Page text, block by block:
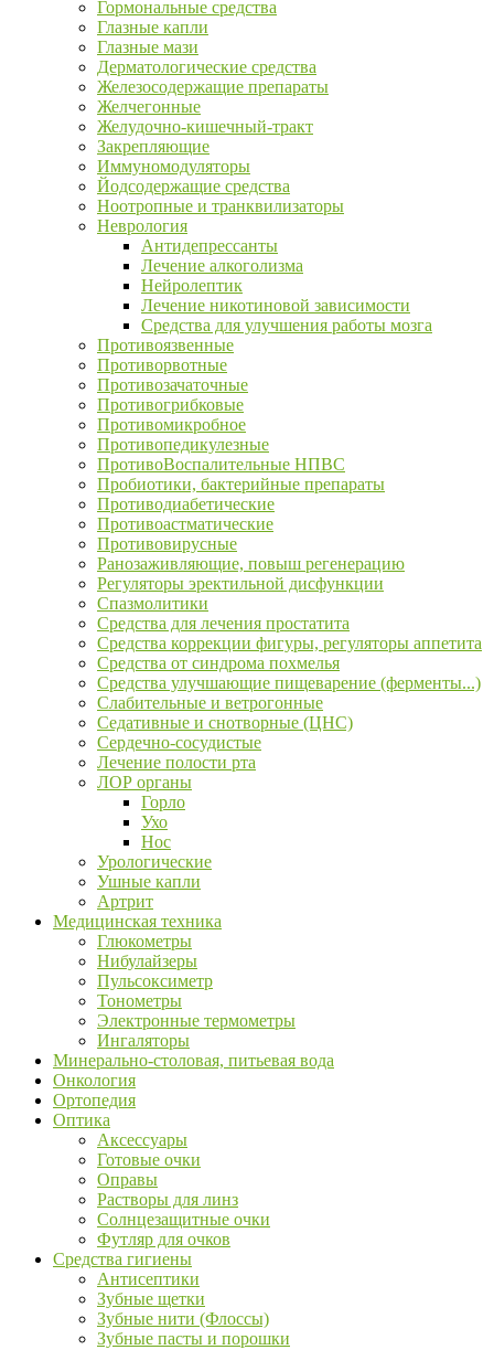
Гормональные средства
Глазные капли
Глазные мази
Дерматологические средства
Железосодержащие препараты
Желчегонные
Желудочно-кишечный-тракт
Закрепляющие
Иммуномодуляторы
Йодсодержащие средства
Ноотропные и транквилизаторы
Неврология
Антидепрессанты
Лечение алкоголизма
Нейролептик
Лечение никотиновой зависимости
Средства для улучшения работы мозга
Противоязвенные
Противорвотные
Противозачаточные
Противогрибковые
Противомикробное
Противопедикулезные
ПротивоВоспалительные НПВС
Пробиотики, бактерийные препараты
Противодиабетические
Противоастматические
Противовирусные
Ранозаживляющие, повыш регенерацию
Регуляторы эректильной дисфункции
Спазмолитики
Средства для лечения простатита
Средства коррекции фигуры, регуляторы аппетита
Средства от синдрома похмелья
Средства улучшающие пищеварение (ферменты...)
Слабительные и ветрогонные
Седативные и снотворные (ЦНС)
Сердечно-сосудистые
Лечение полости рта
ЛОР органы
Горло
Ухо
Нос
Урологические
Ушные капли
Артрит
Медицинская техника
Глюкометры
Нибулайзеры
Пульсоксиметр
Тонометры
Электронные термометры
Ингаляторы
Минерально-столовая, питьевая вода
Онкология
Ортопедия
Оптика
Аксессуары
Готовые очки
Оправы
Растворы для линз
Солнцезащитные очки
Футляр для очков
Средства гигиены
Антисептики
Зубные щетки
Зубные нити (Флоссы)
Зубные пасты и порошки